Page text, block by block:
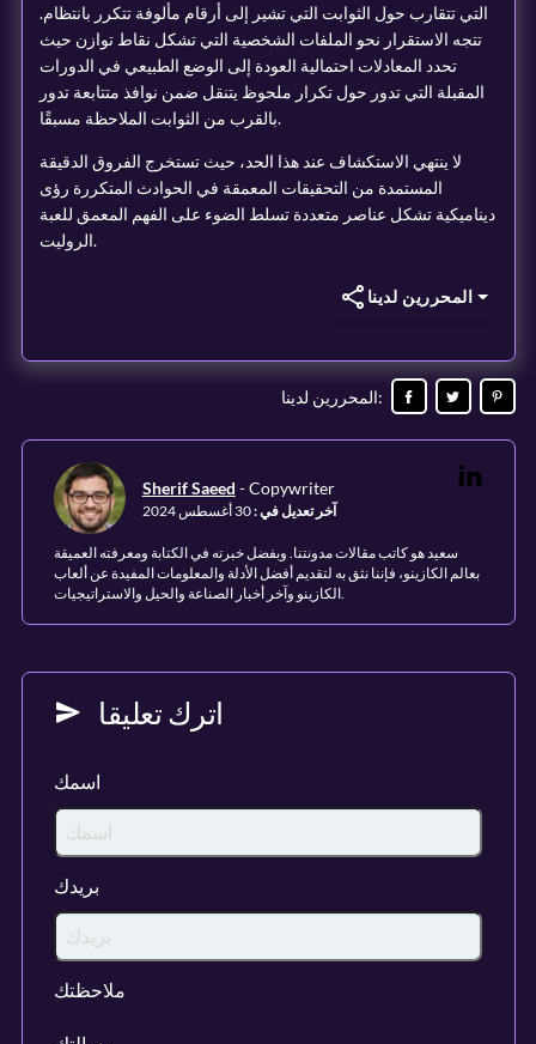
التي تتقارب حول الثوابت التي تشير إلى أرقام مألوفة تتكرر بانتظام.
تتجه الاستقرار نحو الملفات الشخصية التي تشكل نقاط توازن حيث
تحدد المعادلات احتمالية العودة إلى الوضع الطبيعي في الدورات
المقبلة التي تدور حول تكرار ملحوظ يتنقل ضمن نوافذ متتابعة تدور
بالقرب من الثوابت الملاحظة مسبقًا.
لا ينتهي الاستكشاف عند هذا الحد، حيث تستخرج الفروق الدقيقة
المستمدة من التحقيقات المعمقة في الحوادث المتكررة رؤى
ديناميكية تشكل عناصر متعددة تسلط الضوء على الفهم المعمق للعبة
الروليت.
المحررين لدينا
المحررين لدينا:
Sherif Saeed -Copywriter
آخر تعديل في:30 أغسطس 2024
سعيد هو كاتب مقالات مدونتنا. وبفضل خبرته في الكتابة ومعرفته العميقة
بعالم الكازينو، فإننا نثق به لتقديم أفضل الأدلة والمعلومات المفيدة عن ألعاب
الكازينو وآخر أخبار الصناعة والحيل والاستراتيجيات.
اترك تعليقا
اسمك
بريدك
ملاحظتك